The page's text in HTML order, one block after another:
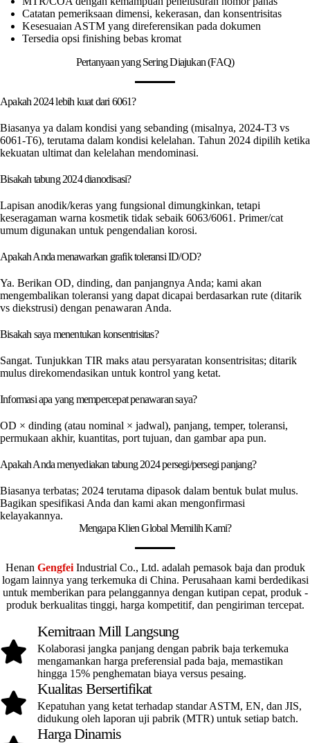
Catatan pemeriksaan dimensi, kekerasan, dan konsentrisitas
Kesesuaian ASTM yang direferensikan pada dokumen
Tersedia opsi finishing bebas kromat
Pertanyaan yang Sering Diajukan (FAQ)
Apakah 2024 lebih kuat dari 6061?
Biasanya ya dalam kondisi yang sebanding (misalnya, 2024-T3 vs
6061-T6), terutama dalam kondisi kelelahan. Tahun 2024 dipilih ketika
kekuatan ultimat dan kelelahan mendominasi.
Bisakah tabung 2024 dianodisasi?
Lapisan anodik/keras yang fungsional dimungkinkan, tetapi
keseragaman warna kosmetik tidak sebaik 6063/6061. Primer/cat
umum digunakan untuk pengendalian korosi.
Apakah Anda menawarkan grafik toleransi ID/OD?
Ya. Berikan OD, dinding, dan panjangnya Anda; kami akan
mengembalikan toleransi yang dapat dicapai berdasarkan rute (ditarik
vs diekstrusi) dengan penawaran Anda.
Bisakah saya menentukan konsentrisitas?
Sangat. Tunjukkan TIR maks atau persyaratan konsentrisitas; ditarik
mulus direkomendasikan untuk kontrol yang ketat.
Informasi apa yang mempercepat penawaran saya?
OD × dinding (atau nominal × jadwal), panjang, temper, toleransi,
permukaan akhir, kuantitas, port tujuan, dan gambar apa pun.
Apakah Anda menyediakan tabung 2024 persegi/persegi panjang?
Biasanya terbatas; 2024 terutama dipasok dalam bentuk bulat mulus.
Bagikan spesifikasi Anda dan kami akan mengonfirmasi
kelayakannya.
Mengapa Klien Global Memilih Kami?
Henan GengfeiIndustrial Co., Ltd. adalah pemasok baja dan produk
logam lainnya yang terkemuka di China. Perusahaan kami berdedikasi
untuk memberikan para pelanggannya dengan kutipan cepat, produk -
produk berkualitas tinggi, harga kompetitif, dan pengiriman tercepat.
Kemitraan Mill Langsung
Kolaborasi jangka panjang dengan pabrik baja terkemuka
mengamankan harga preferensial pada baja, memastikan
hingga 15% penghematan biaya versus pesaing.
Kualitas Bersertifikat
Kepatuhan yang ketat terhadap standar ASTM, EN, dan JIS,
didukung oleh laporan uji pabrik (MTR) untuk setiap batch.
Harga Dinamis